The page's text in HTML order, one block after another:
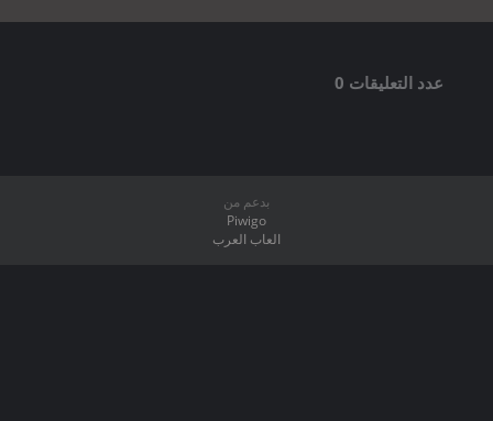
عدد التعليقات 0
بدعم من
Piwigo
العاب العرب